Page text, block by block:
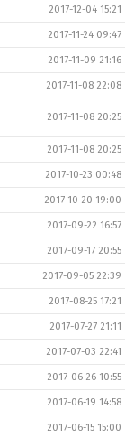
2017-12-04 15:21
2017-11-24 09:47
2017-11-09 21:16
2017-11-08 22:08
2017-11-08 20:25
2017-11-08 20:25
2017-10-23 00:48
2017-10-20 19:00
2017-09-22 16:57
2017-09-17 20:55
2017-09-05 22:39
2017-08-25 17:21
2017-07-27 21:11
2017-07-03 22:41
2017-06-26 10:55
2017-06-19 14:58
2017-06-15 15:00